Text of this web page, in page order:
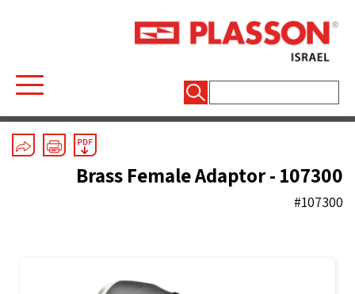
Series 1/Couplers And End Plugs
Brass Female Adaptor - 107300
#107300